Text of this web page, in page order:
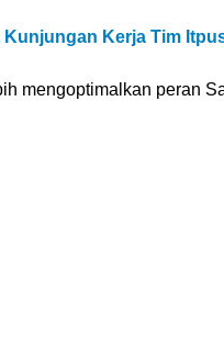
Kerja Tim
mengoptimalkan peran